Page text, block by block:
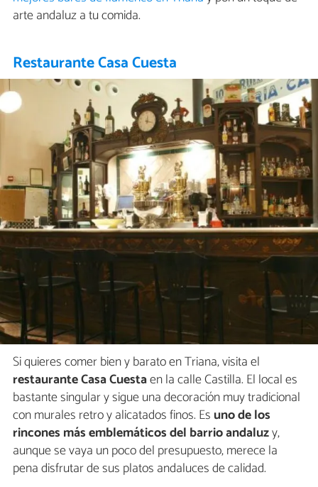
arte andaluz a tu comida.
Restaurante Casa Cuesta
Si quieres comer bien y barato en Triana, visita el
restaurante Casa Cuestaen la calle Castilla. El local es
bastante singular y sigue una decoración muy tradicional
con murales retro y alicatados finos. Es uno de los
rincones más emblemáticos del barrio andaluzy,
aunque se vaya un poco del presupuesto, merece la
pena disfrutar de sus platos andaluces de calidad.